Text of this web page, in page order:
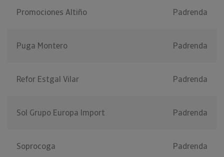
Promociones Altiño Padrenda
Puga Montero Padrenda
Refor Estgal Vilar Padrenda
Sol Grupo Europa Import Padrenda
Soprocoga Padrenda